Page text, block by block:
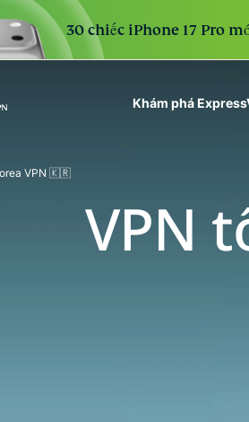
30 chiếc iPhone 17 Pro
Khám phá
scale.
VPN 🇰🇷
VPN